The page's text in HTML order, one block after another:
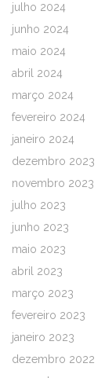
julho 2024
junho 2024
maio 2024
abril 2024
março 2024
fevereiro 2024
janeiro 2024
dezembro 2023
novembro 2023
julho 2023
junho 2023
maio 2023
abril 2023
março 2023
fevereiro 2023
janeiro 2023
dezembro 2022